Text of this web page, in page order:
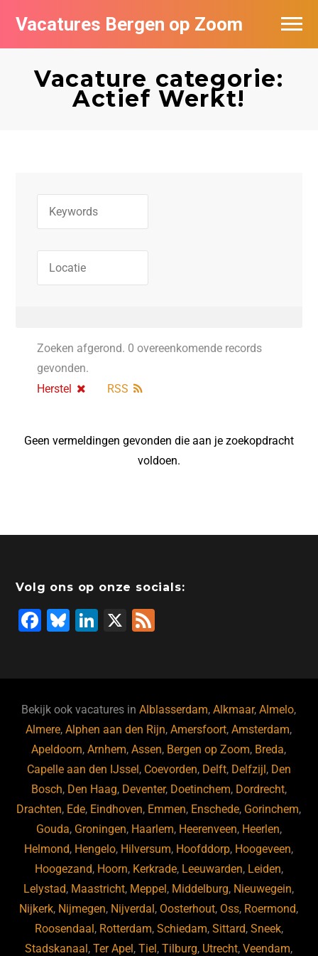
Vacatures Bergen op Zoom
Vacature categorie:
Actief Werkt!
Zoeken afgerond. 0 overeenkomende records
gevonden.
Herstel
RSS
Geen vermeldingen gevonden die aan je zoekopdracht
voldoen.
Volg ons op onze socials:
F
b
o
o
k
Bl
ky
Li
dI
n
X
Bekijk ook vacatures inAlblasserdam,Alkmaar,Almelo,
Almere,Alphen aan den Rijn,Amersfoort,Amsterdam,
Apeldoorn,Arnhem,Assen, Bergen op Zoom, Breda,
Capelle aan den IJssel , Coevorden, Delft, Delfzijl , Den
Bosch, Den Haag, Deventer, Doetinchem, Dordrecht,
Drachten, Ede, Eindhoven, Emmen, Enschede, Gorinchem,
Gouda, Groningen, Haarlem, Heerenveen, Heerlen,
Helmond, Hengelo, Hilversum, Hoofddorp, Hoogeveen,
Hoogezand, Hoorn, Kerkrade, Leeuwarden, Leiden,
Lelystad, Maastricht, Meppel , Middelburg, Nieuwegein,
Nijkerk, Nijmegen, Nijverdal , Oosterhout, Oss, Roermond,
Roosendaal , Rotterdam, Schiedam, Sittard, Sneek,
Stadskanaal ,Ter Apel ,Tiel ,Tilburg, Utrecht,Veendam,
Vacatures per bedrijf
De populairste vacatures in Bergen op